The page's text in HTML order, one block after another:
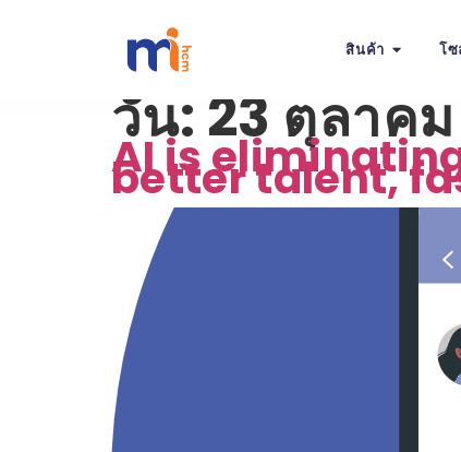
สินค้า โ
วัน: 23 ตุลาค
AI is
better talent,